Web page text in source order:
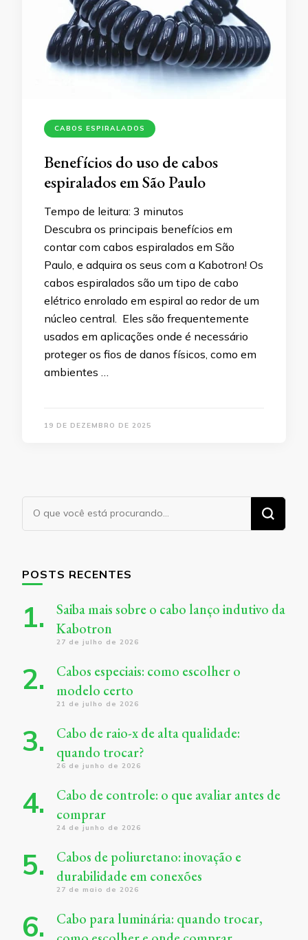
CABOS ESPIRALADOS
Benefícios do uso de cabos
espiralados em São Paulo
Tempo de leitura: 3 minutos
Descubra os principais benefícios em
contar com cabos espiralados em São
Paulo, e adquira os seus com a Kabotron! Os
cabos espiralados são um tipo de cabo
elétrico enrolado em espiral ao redor de um
núcleo central. Eles são frequentemente
usados em aplicações onde é necessário
proteger os fios de danos físicos, como em
ambientes …
19 DE DEZEMBRO DE 2025
Procurando
algo?
POSTS RECENTES
Saiba mais sobre o cabo lanço indutivo da
Kabotron
27 de julho de 2026
Cabos especiais: como escolher o
modelo certo
21 de julho de 2026
Cabo de raio-x de alta qualidade:
quando trocar?
26 de junho de 2026
Cabo de controle: o que avaliar antes de
comprar
24 de junho de 2026
Cabos de poliuretano: inovação e
durabilidade em conexões
27 de maio de 2026
Cabo para luminária: quando trocar,